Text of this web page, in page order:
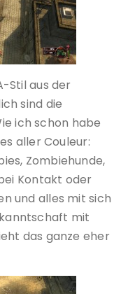
Stil aus der
sind die
ich schon habe
aller Couleur:
Zombiehunde,
Kontakt oder
und alles mit sich
mit
das ganze eher